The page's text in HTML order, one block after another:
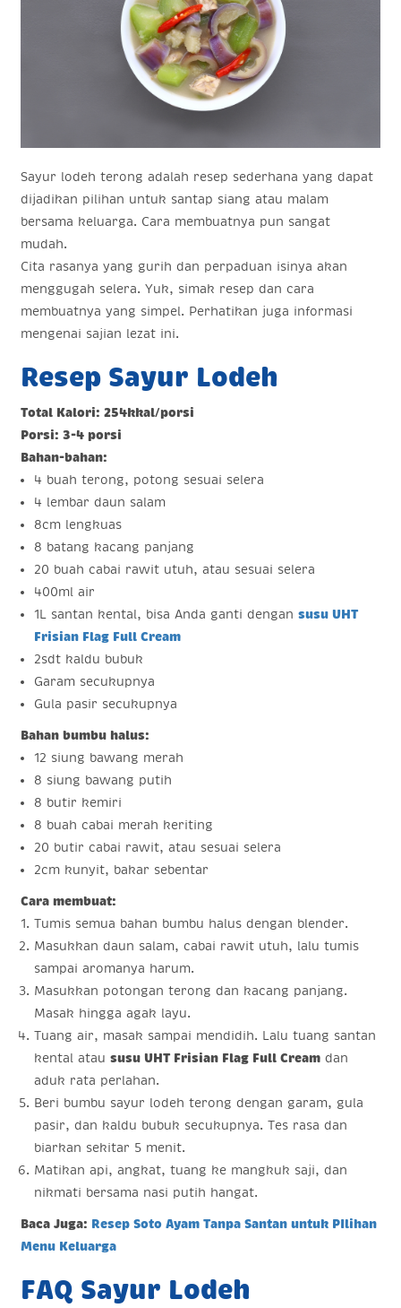
Sayur lodeh terong adalah resep sederhana yang dapat
dijadikan pilihan untuk santap siang atau malam
bersama keluarga. Cara membuatnya pun sangat
mudah.
Cita rasanya yang gurih dan perpaduan isinya akan
menggugah selera. Yuk, simak resep dan cara
membuatnya yang simpel. Perhatikan juga informasi
mengenai sajian lezat ini.
Resep Sayur Lodeh
Total Kalori: 254kkal/porsi
Porsi: 3-4 porsi
Bahan-bahan:
4 buah terong, potong sesuai selera
4 lembar daun salam
8cm lengkuas
8 batang kacang panjang
20 buah cabai rawit utuh, atau sesuai selera
400ml air
1L santan kental, bisa Anda ganti dengan susu UHT
Frisian Flag Full Cream
2sdt kaldu bubuk
Garam secukupnya
Gula pasir secukupnya
Bahan bumbu halus:
12 siung bawang merah
8 siung bawang putih
8 butir kemiri
8 buah cabai merah keriting
20 butir cabai rawit, atau sesuai selera
2cm kunyit, bakar sebentar
Cara membuat:
Tumis semua bahan bumbu halus dengan blender.
Masukkan daun salam, cabai rawit utuh, lalu tumis
sampai aromanya harum.
Masukkan potongan terong dan kacang panjang.
Masak hingga agak layu.
Tuang air, masak sampai mendidih. Lalu tuang santan
kental atau susu UHT Frisian Flag Full Cream dan
aduk rata perlahan.
Beri bumbu sayur lodeh terong dengan garam, gula
pasir, dan kaldu bubuk secukupnya. Tes rasa dan
biarkan sekitar 5 menit.
Matikan api, angkat, tuang ke mangkuk saji, dan
nikmati bersama nasi putih hangat.
Baca Juga: Resep Soto Ayam Tanpa Santan untuk PIlihan
Menu Keluarga
FAQ Sayur Lodeh